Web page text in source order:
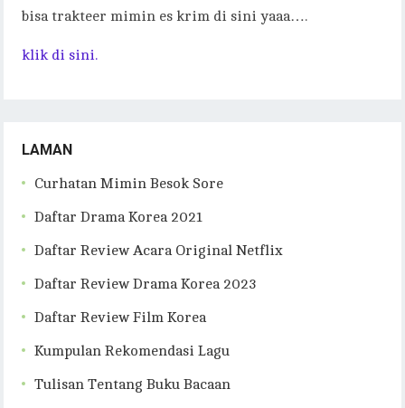
bisa trakteer mimin es krim di sini yaaa….
klik di sini.
LAMAN
Curhatan Mimin Besok Sore
Daftar Drama Korea 2021
Daftar Review Acara Original Netflix
Daftar Review Drama Korea 2023
Daftar Review Film Korea
Kumpulan Rekomendasi Lagu
Tulisan Tentang Buku Bacaan